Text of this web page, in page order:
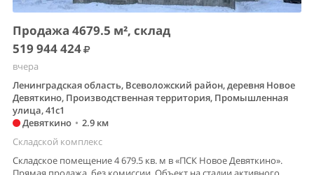
Продажа 4679.5 м², склад
519 944 424
вчера
Ленинградская область, Всеволожский район, деревня Новое
Девяткино, Производственная территория, Промышленная
улица, 41с1
Девяткино • 2.9 км
Складской комплекс
Складское помещение 4 679.5 кв. м в «ПСК Новое Девяткино».